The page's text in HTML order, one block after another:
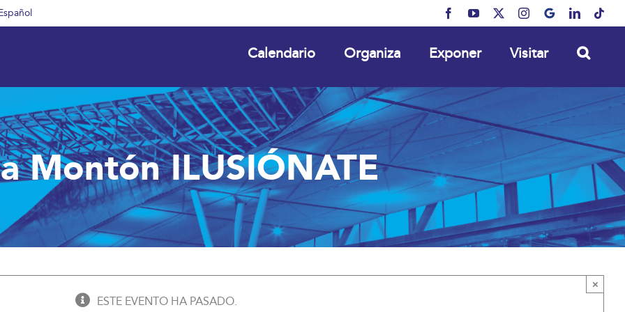
FacebookYouTube Instagram
MyBusinessLinkedIn
Calendario Organiza Exponer Visitar
Montón ILUSIÓNATE
ESTE EVENTO HA PASADO.
×